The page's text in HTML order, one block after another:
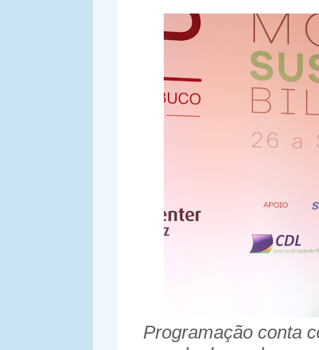
Programação conta